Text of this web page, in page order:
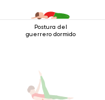
Postura del
guerrero dormido